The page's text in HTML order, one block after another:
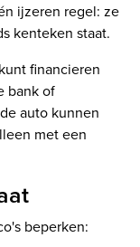
ijzeren regel: ze
kenteken staat.
financieren
bank of
auto kunnen
met een
beperken: